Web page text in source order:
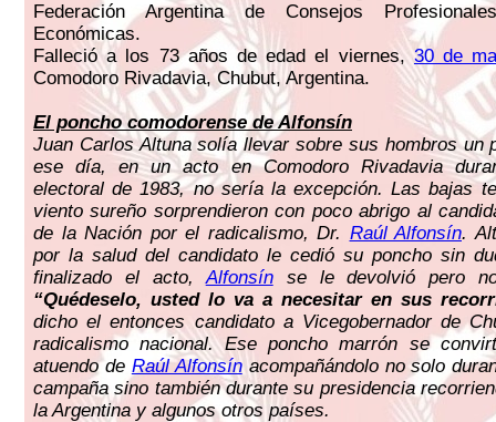
Federación Argentina de Consejos
Económicas.
Falleció a los 73 años de edad el viernes,30 de
Comodoro Rivadavia, Chubut, Argentina.
El poncho comodorense de Alfonsín
Juan Carlos Altuna solía llevar sobre sus hombros un
ese día, en un acto en Comodoro Rivadavia
electoral de 1983, no sería la excepción. Las bajas
viento sureño sorprendieron con poco abrigo al
de la Nación por el radicalismo, Dr. Raúl Alfonsín.
por la salud del candidato le cedió su poncho sin
finalizado el acto,Alfonsínse le devolvió pero
“Quédeselo, usted lo va a necesitar en sus
dicho el entonces candidato a Vicegobernador de
radicalismo nacional. Ese poncho marrón se
atuendo de Raúl Alfonsínacompañándolo no solo
campaña sino también durante su presidencia
la Argentina y algunos otros países.